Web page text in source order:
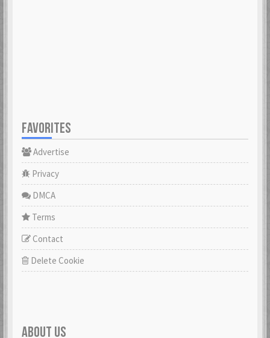
FAVORITES
Advertise
Privacy
DMCA
Terms
Contact
Delete Cookie
ABOUT US